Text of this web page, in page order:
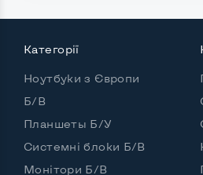
Port для клавіатури PS/2
Розʼєм для мікрофону та
Категорії
Ноутбуки з Європи
Б/В
Планшеты Б/У
Системні блоки Б/В
Монітори Б/В